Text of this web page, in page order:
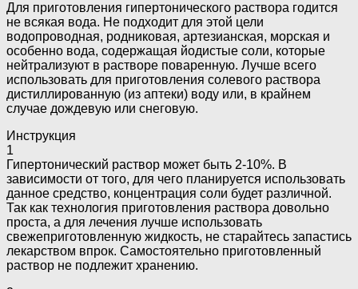
Для приготовления гипертонического раствора годится
не всякая вода. Не подходит для этой цели
водопроводная, родниковая, артезианская, морская и
особенно вода, содержащая йодистые соли, которые
нейтрализуют в растворе поваренную. Лучше всего
использовать для приготовления солевого раствора
дистиллированную (из аптеки) воду или, в крайнем
случае дождевую или снеговую.
Инструкция
1
Гипертонический раствор может быть 2-10%. В
зависимости от того, для чего планируется использовать
данное средство, концентрация соли будет различной.
Так как технология приготовления раствора довольно
проста, а для лечения лучше использовать
свежеприготовленную жидкость, не старайтесь запастись
лекарством впрок. Самостоятельно приготовленный
раствор не подлежит хранению.